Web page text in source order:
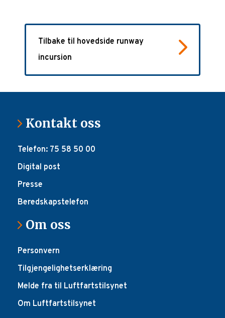
Tilbake til hovedside runway
incursion
Kontakt oss
Telefon: 75 58 50 00
Digital post
Presse
Beredskapstelefon
Om oss
Personvern
Tilgjengelighetserklæring
Melde fra til Luftfartstilsynet
Om Luftfartstilsynet